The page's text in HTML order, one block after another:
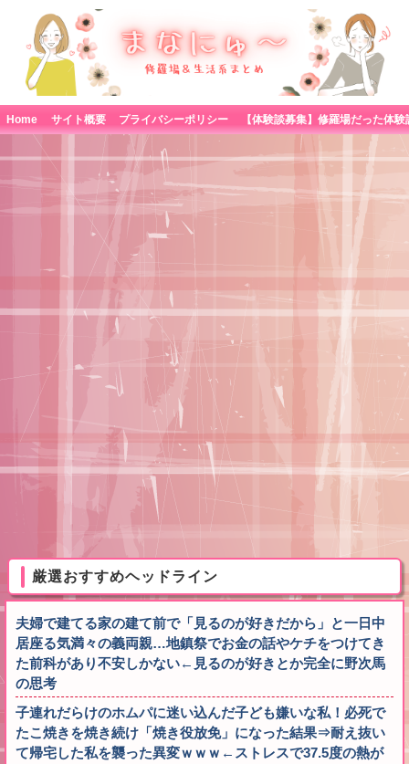
Home サイト概要 プライバシーポリシー
厳選おすすめヘッドライン
夫婦で建てる家の建て前で「見るのが好きだから」と一日中
居座る気満々の義両親…地鎮祭でお金の話やケチをつけてき
た前科があり不安しかない←見るのが好きとか完全に野次馬
の思考
子連れだらけのホムパに迷い込んだ子ども嫌いな私！必死で
たこ焼きを焼き続け「焼き役放免」になった結果⇒耐え抜い
て帰宅した私を襲った異変ｗｗｗ←ストレスで37.5度の熱が